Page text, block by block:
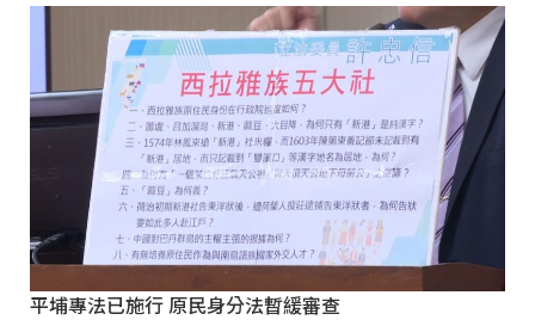
平埔專法已施行 原民身分法暫緩審查